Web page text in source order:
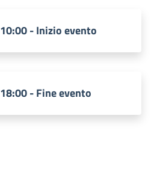
10:00 - Inizio evento
18:00 - Fine evento